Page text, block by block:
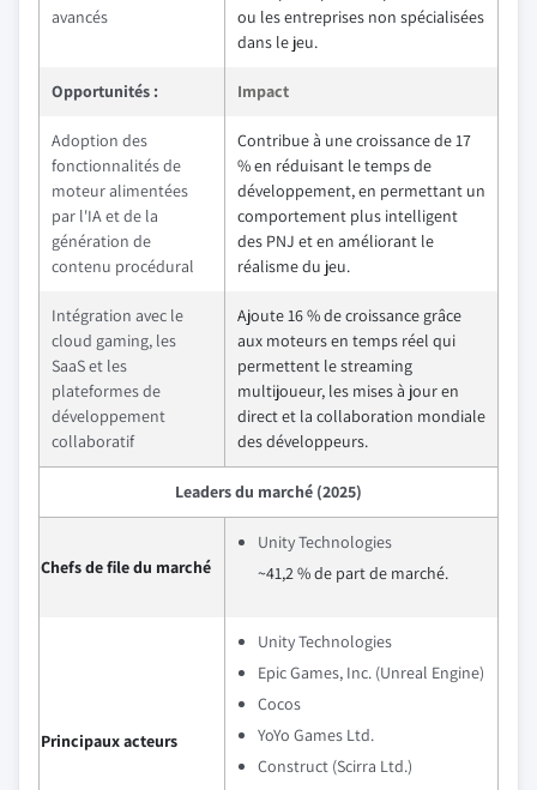
avancés
ou les entreprises non spécialisées
dans le jeu.
Opportunités : Impact
Adoption des
fonctionnalités de
moteur alimentées
par l'IA et de la
génération de
contenu procédural
Contribue à une croissance de 17
% en réduisant le temps de
développement, en permettant un
comportement plus intelligent
des PNJ et en améliorant le
réalisme du jeu.
Intégration avec le
cloud gaming, les
SaaS et les
plateformes de
développement
collaboratif
Ajoute 16 % de croissance grâce
aux moteurs en temps réel qui
permettent le streaming
multijoueur, les mises à jour en
direct et la collaboration mondiale
des développeurs.
Leaders du marché (2025)
Chefs de file du marché
Unity Technologies
~41,2 % de part de marché.
Principaux acteurs
Unity Technologies
Epic Games, Inc. (Unreal Engine)
Cocos
YoYo Games Ltd.
Construct (Scirra Ltd.)